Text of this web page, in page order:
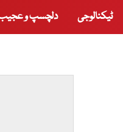
ٹیکنالوجی دلچسپ و